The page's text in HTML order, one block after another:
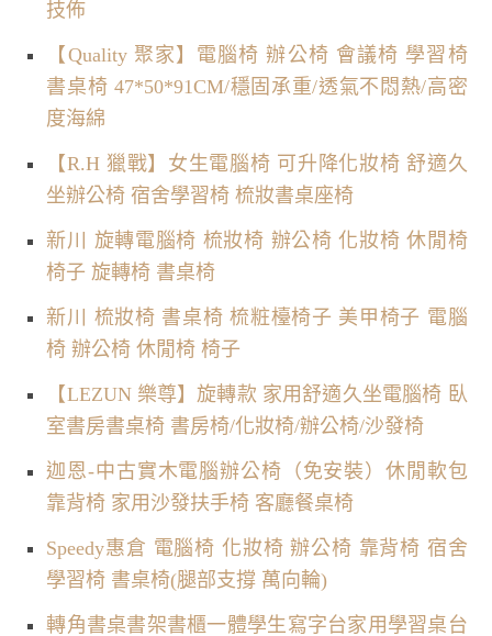
技佈
【Quality 聚家】電腦椅 辦公椅 會議椅 學習椅
書桌椅 47*50*91CM/穩固承重/透氣不悶熱/高密
度海綿
【R.H 獵戰】女生電腦椅 可升降化妝椅 舒適久
坐辦公椅 宿舍學習椅 梳妝書桌座椅
新川 旋轉電腦椅 梳妝椅 辦公椅 化妝椅 休閒椅
椅子 旋轉椅 書桌椅
新川 梳妝椅 書桌椅 梳粧檯椅子 美甲椅子 電腦
椅 辦公椅 休閒椅 椅子
【LEZUN 樂尊】旋轉款 家用舒適久坐電腦椅 臥
室書房書桌椅 書房椅/化妝椅/辦公椅/沙發椅
迦恩-中古實木電腦辦公椅（免安裝）休閒軟包
靠背椅 家用沙發扶手椅 客廳餐桌椅
Speedy惠倉 電腦椅 化妝椅 辦公椅 靠背椅 宿舍
學習椅 書桌椅(腿部支撐 萬向輪)
轉角書桌書架書櫃一體學生寫字台家用學習桌台